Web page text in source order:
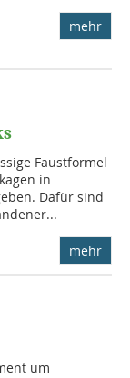
mehr
Faustformel
in
Dafür sind
mehr
um